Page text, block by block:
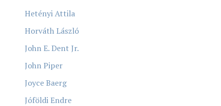
Hetényi Attila
Horváth László
John E. Dent Jr.
John Piper
Joyce Baerg
Jóföldi Endre